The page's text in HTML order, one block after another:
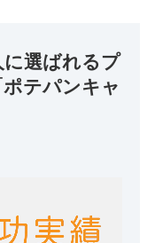
選ばれるプ
テパンキャ